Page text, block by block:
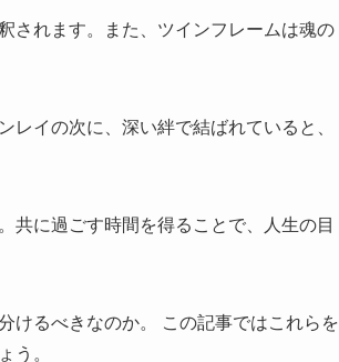
されます。また、ツインフレームは魂の
イの次に、深い絆で結ばれていると、
共に過ごす時間を得ることで、人生の目
けるべきなのか。 この記事ではこれらを
う。